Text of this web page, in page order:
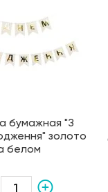
бумажная "З
золото
белом